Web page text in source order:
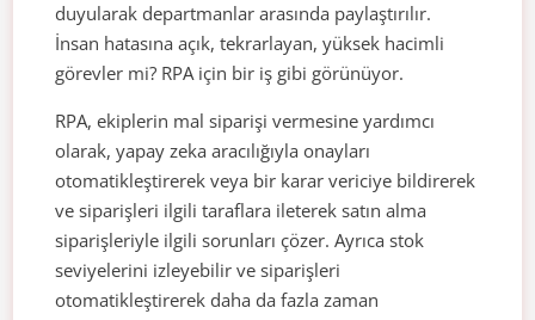
duyularak departmanlar arasında paylaştırılır.
İnsan hatasına açık, tekrarlayan, yüksek hacimli
görevler mi? RPA için bir iş gibi görünüyor.
RPA, ekiplerin mal siparişi vermesine yardımcı
olarak, yapay zeka aracılığıyla onayları
otomatikleştirerek veya bir karar vericiye bildirerek
ve siparişleri ilgili taraflara ileterek satın alma
siparişleriyle ilgili sorunları çözer. Ayrıca stok
seviyelerini izleyebilir ve siparişleri
otomatikleştirerek daha da fazla zaman